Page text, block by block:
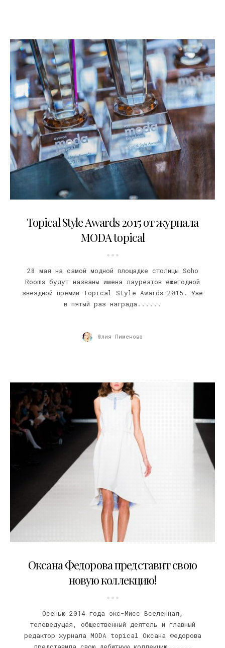
Topical Style Awards 2015 от журнала
MODA topical
28 мая на самой модной площадке столицы Soho
Rooms будут названы имена лауреатов ежегодной
звездной премии Topical Style Awards 2015. Уже
в пятый раз награда......
Юлия Пименова
Оксана Федорова представит свою
новую коллекцию!
Осенью 2014 года экс-Мисс Вселенная,
телеведущая, общественный деятель и главный
редактор журнала MODA topical Оксана Федорова